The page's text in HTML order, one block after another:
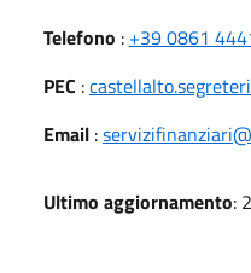
Telefono : +39 0861
PEC :
Email :
Ultimo aggiornamento: